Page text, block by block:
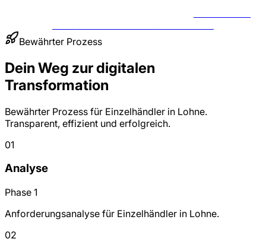
Bewährter Prozess
Dein Weg zur digitalen
Transformation
Bewährter Prozess für Einzelhändler in Lohne.
Transparent, effizient und erfolgreich.
01
Analyse
Phase 1
Anforderungsanalyse für Einzelhändler in Lohne.
02